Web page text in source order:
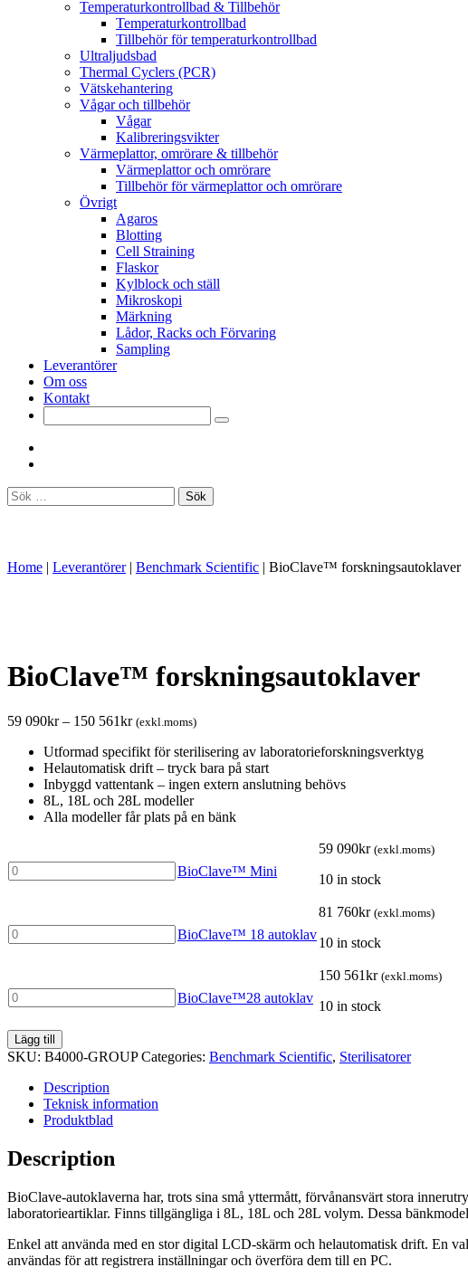
Temperaturkontrollbad & Tillbehör
Temperaturkontrollbad
Tillbehör för temperaturkontrollbad
Ultraljudsbad
Thermal Cyclers (PCR)
Vätskehantering
Vågar och tillbehör
Vågar
Kalibreringsvikter
Värmeplattor, omrörare & tillbehör
Värmeplattor och omrörare
Tillbehör för värmeplattor och omrörare
Övrigt
Agaros
Blotting
Cell Straining
Flaskor
Kylblock och ställ
Mikroskopi
Märkning
Lådor, Racks och Förvaring
Sampling
Leverantörer
Om oss
Kontakt
Sök
efter:
Home | Leverantörer | Benchmark Scientific | BioClave™ forskningsautoklaver
BioClave™ forskningsautoklaver
59 090kr– 150 561kr (exkl.moms)
Utformad specifikt för sterilisering av laboratorieforskningsverktyg
Helautomatisk drift – tryck bara på start
Inbyggd vattentank – ingen extern anslutning behövs
8L, 18L och 28L modeller
Alla modeller får plats på en bänk
BioClave™
Mini
BioClave™ Mini
59 090kr (exkl.moms)
10 in stock
BioClave™
18
BioClave™ 18 autoklav
81 760kr (exkl.moms)
10 in stock
BioClave™28
autoklav
quantity
BioClave™28 autoklav
150 561kr (exkl.moms)
10 in stock
Lägg till
SKU: B4000-GROUP Categories: Benchmark Scientific, Sterilisatorer
Description
Teknisk information
Produktblad
Description
BioClave-autoklaverna har, trots sina små yttermått, förvånansvärt stora
laboratorieartiklar. Finns tillgängliga i 8L, 18L och 28L volym. Dessa
Enkel att använda med en stor digital LCD-skärm och helautomatisk drift. En
användas för att registrera inställningar och överföra dem till en PC.